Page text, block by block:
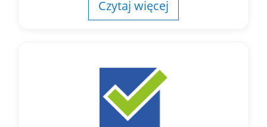
Czytaj więcej